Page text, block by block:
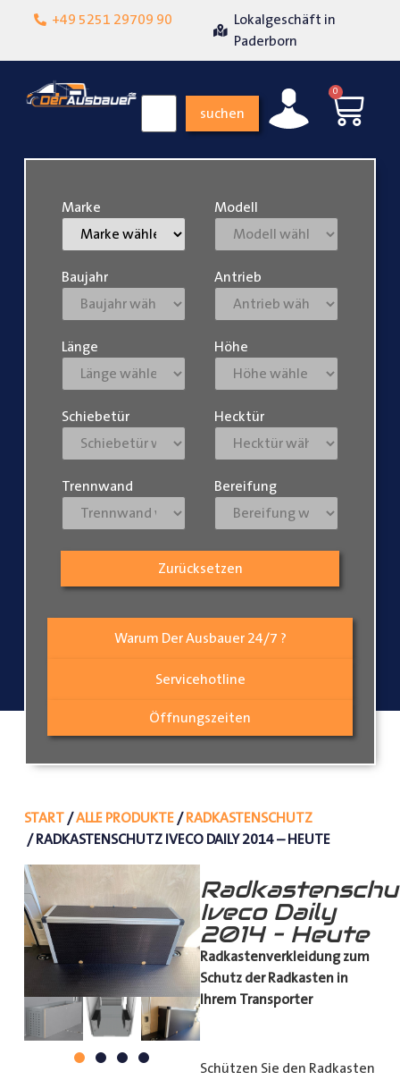
+49 5251 29709 90
Lokalgeschäft in
suchen
0
Warum Der Ausbauer 24/7 ?
Servicehotline
Öffnungszeiten
Marke Modell
Baujahr Antrieb
Länge Höhe
Schiebetür Hecktür
Trennwand Bereifung
Zurücksetzen
START/ALLE PRODUKTE/RADKASTENSCHUTZ
/ RADKASTENSCHUTZ IVECO DAILY 2014 – HEUTE
Iveco Daily
2014 – Heute
Radkastenverkleidung zum
Schutz der Radkasten in
Ihrem Transporter
Schützen Sie den Radkasten